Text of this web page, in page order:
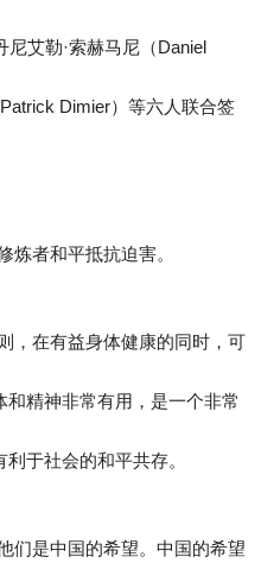
尼艾勒·索赫马尼（Daniel
Dimier）等六人联合签
炼者和平抵抗迫害。
，在有益身体健康的同时，可
精神非常有用，是一个非常
于社会的和平共存。
们是中国的希望。中国的希望